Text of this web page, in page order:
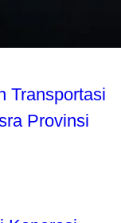
Transportasi
Provinsi